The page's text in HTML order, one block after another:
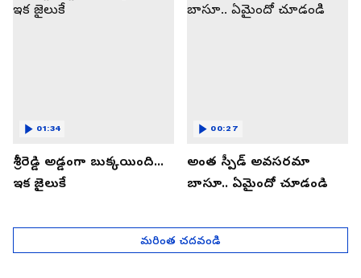
శ్రీరెడ్డి అడ్డంగా బుక్కయింది...
ఇక జైలుకే
01:34
అంత స్పీడ్ అవసరమా
బాసూ.. ఏమైందో చూడండి
00:27
మరింత చదవండి